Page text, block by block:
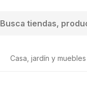
Casa, jardín y muebles